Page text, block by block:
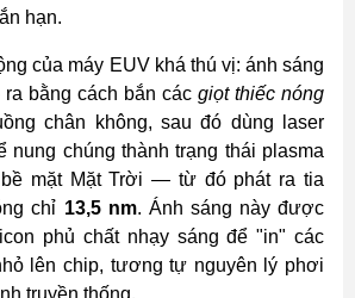
hạn.
của máy EUV khá thú vị: ánh sáng
bằng cách bắn các giọt thiếc nóng
chân không, sau đó dùng laser
nung chúng thành trạng thái plasma
mặt Mặt Trời — từ đó phát ra tia
chỉ 13,5 nm. Ánh sáng này được
phủ chất nhạy sáng để "in" các
lên chip, tương tự nguyên lý phơi
truyền thống.